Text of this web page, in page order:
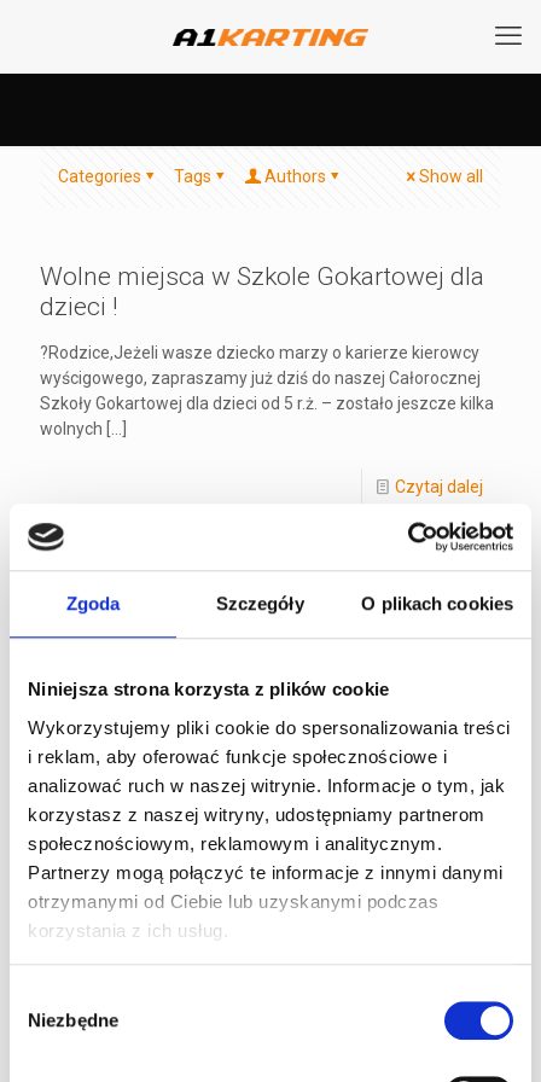
Zgoda Szczegóły O plikach cookies
Niniejsza strona korzysta z plików cookie
Wykorzystujemy pliki cookie do spersonalizowania treści
i reklam, aby oferować funkcje społecznościowe i
analizować ruch w naszej witrynie. Informacje o tym, jak
korzystasz z naszej witryny, udostępniamy partnerom
społecznościowym, reklamowym i analitycznym.
Partnerzy mogą połączyć te informacje z innymi danymi
otrzymanymi od Ciebie lub uzyskanymi podczas
korzystania z ich usług.
zgody
Niezbędne
Categories Tags Authors Show all
Wolne miejsca w Szkole Gokartowej dla
dzieci !
?Rodzice,Jeżeli wasze dziecko marzy o karierze kierowcy
wyścigowego, zapraszamy już dziś do naszej Całorocznej
Szkoły Gokartowej dla dzieci od 5 r.ż. – zostało jeszcze kilka
wolnych
Czytaj dalej
Konkurs Walentynkowy !
Konkurs Walentynkowy
Już niebawem święto
zapraszamy do wzięcia udziału w konkursie. ? Tym razem,
niesamowite
[…]
Czytaj dalej
Jazdy dla dzieci od 5 r.ż. – gokart Puffo i
Junior! Luty
instruktora Ze względów bezpieczeństwa, dzieci jeżdżące
gokartem Puffo (od 5 roku życia, od ok. 110 cm